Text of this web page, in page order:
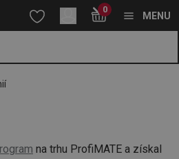
hlavní obsah
na vyhledávání
na navigaci 0
MENU
na trhu ProfiMATE a získal